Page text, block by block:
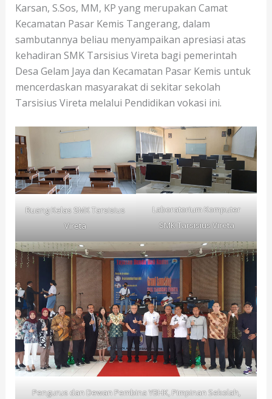
Karsan, S.Sos, MM, KP yang merupakan Camat
Kecamatan Pasar Kemis Tangerang, dalam
sambutannya beliau menyampaikan apresiasi atas
kehadiran SMK Tarsisius Vireta bagi pemerintah
Desa Gelam Jaya dan Kecamatan Pasar Kemis untuk
mencerdaskan masyarakat di sekitar sekolah
Tarsisius Vireta melalui Pendidikan vokasi ini.
Ruang Kelas SMK Tarsisius
Vireta
Laboratorium Komputer
SMK Tarsisius Vireta
Pengurus dan Dewan Pembina YBHK, Pimpinan Sekolah,